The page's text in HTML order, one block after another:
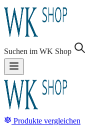
Suchen im WK Shop
Produkte vergleichen